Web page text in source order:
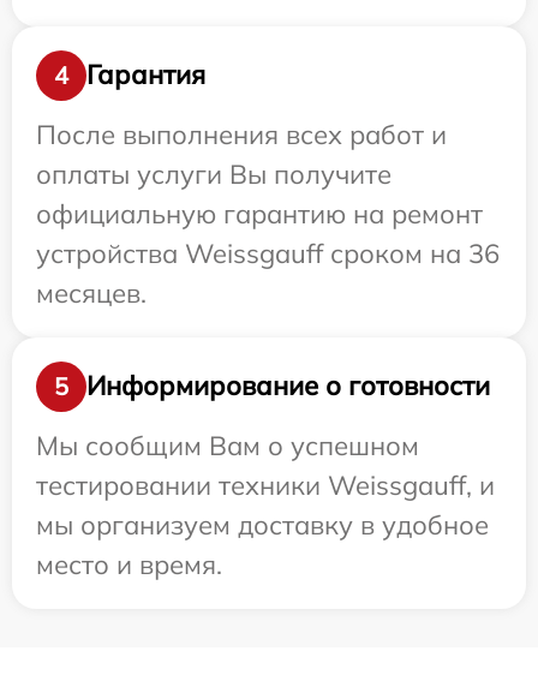
4
Гарантия
После выполнения всех работ и
оплаты услуги Вы получите
официальную гарантию на ремонт
устройства Weissgauff сроком на 36
месяцев.
5
Информирование о готовности
Мы сообщим Вам о успешном
тестировании техники Weissgauff, и
мы организуем доставку в удобное
место и время.